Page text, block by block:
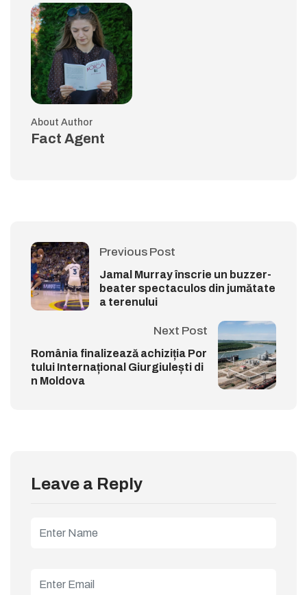
About Author
Fact Agent
Previous Post
Jamal Murray înscrie un buzzer-
beater spectaculos din jumătate
a terenului
Next Post
România finalizează achiziția Por
tului Internațional Giurgiulești di
n Moldova
Leave a Reply